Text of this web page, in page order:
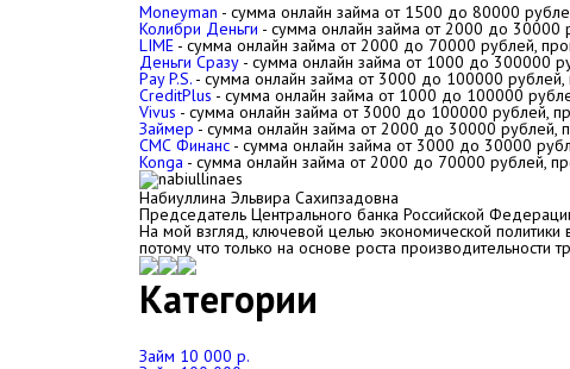
Moneyman - сумма онлайн займа от 1500 до 80000
Колибри Деньги - сумма онлайн займа от2000 до 30000
LIME - сумма онлайн займа от2000 до 70000 рублей,
Деньги Сразу - сумма онлайн займа от 1000 до300000
Pay P.S. - сумма онлайн займа от 3000 до 100000 рублей,
CreditPlus- сумма онлайн займа от 1000 до 100000
Vivus - сумма онлайн займа от 3000 до 100000 рублей,
Займер - сумма онлайн займа от2000 до 30000 рублей,
СМС Финанс - сумма онлайн займа от 3000 до 30000
Konga - сумма онлайн займа от2000 до 70000 рублей,
Набиуллина Эльвира Сахипзадовна
Председатель Центрального банка Российской
На мой взгляд, ключевой целью экономической политики
потому что только на основе роста производительности
Категории
Займ 10 000 р.